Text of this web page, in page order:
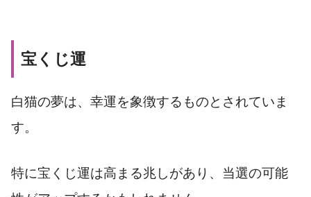
宝くじ運
白猫の夢は、幸運を象徴するものとされていま
す。
特に宝くじ運は高まる兆しがあり、当選の可能